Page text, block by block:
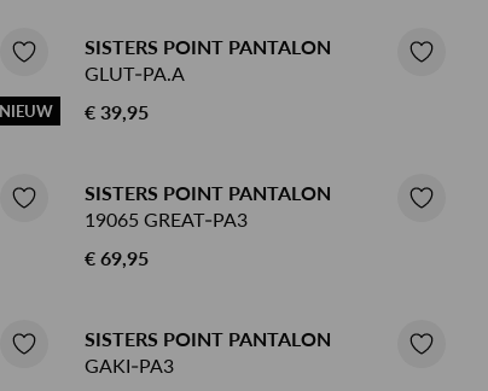
NIEUW
SISTERS POINT PANTALON
GLUT-PA.A
€ 39,95
SISTERS POINT PANTALON
19065 GREAT-PA3
€ 69,95
SISTERS POINT PANTALON
GAKI-PA3